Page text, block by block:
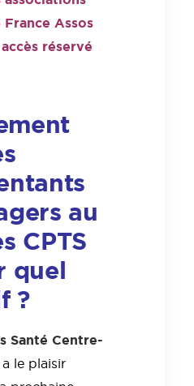
Assos
réservé
au
CPTS
quel
?
Santé Centre-
a le plaisir